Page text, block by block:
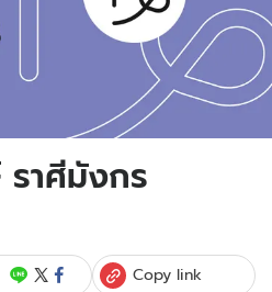
าศีมังกร
Copy link